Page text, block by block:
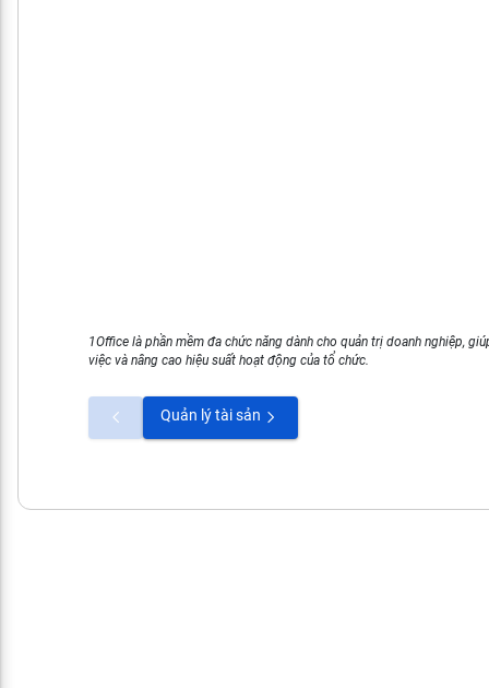
1Office là phần mềm đa chức năng dành cho quản trị doanh nghiệp,
việc và nâng cao hiệu suất hoạt động của tổ chức.
Quản lý tài sản